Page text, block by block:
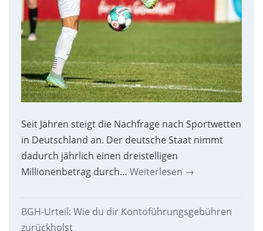
Seit Jahren steigt die Nachfrage nach Sportwetten
in Deutschland an. Der deutsche Staat nimmt
dadurch jährlich einen dreistelligen
Millionenbetrag durch… Weiterlesen →
BGH-Urteil: Wie du dir Kontoführungsgebühren
zurückholst